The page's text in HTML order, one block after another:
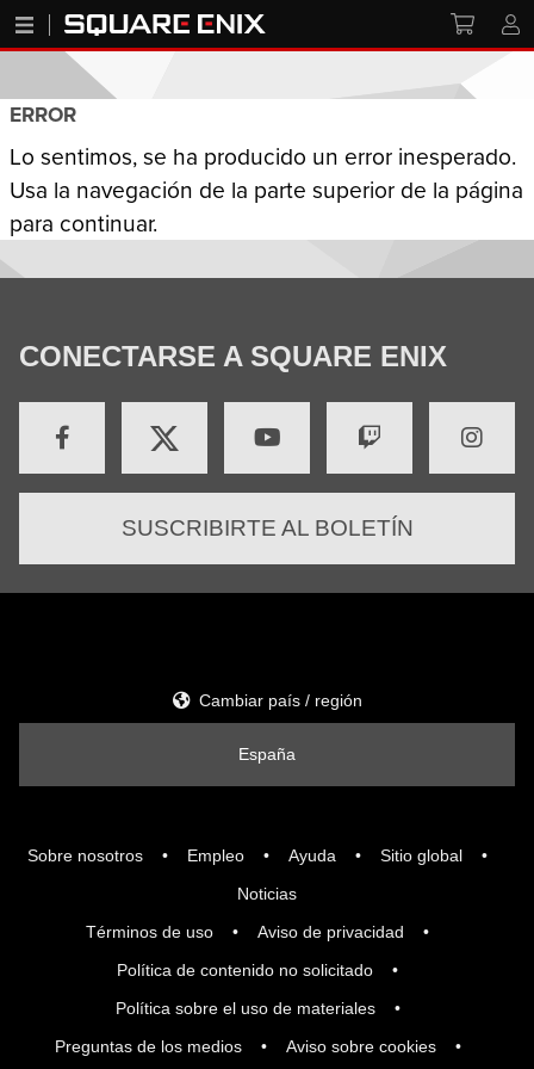
ERROR
Lo sentimos, se ha producido un error inesperado.
Usa la navegación de la parte superior de la página
para continuar.
CONECTARSE A SQUARE ENIX
SUSCRIBIRTE AL BOLETÍN
Sobre nosotros Empleo Ayuda
Sitio global
Noticias
Términos de uso
Aviso de privacidad
Política de contenido no solicitado
Política sobre el uso de materiales
Preguntas de los medios
Aviso sobre cookies
Cambiar país / región
España